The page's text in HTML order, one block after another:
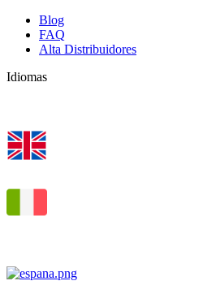
Blog
FAQ
Alta Distribuidores
Idiomas